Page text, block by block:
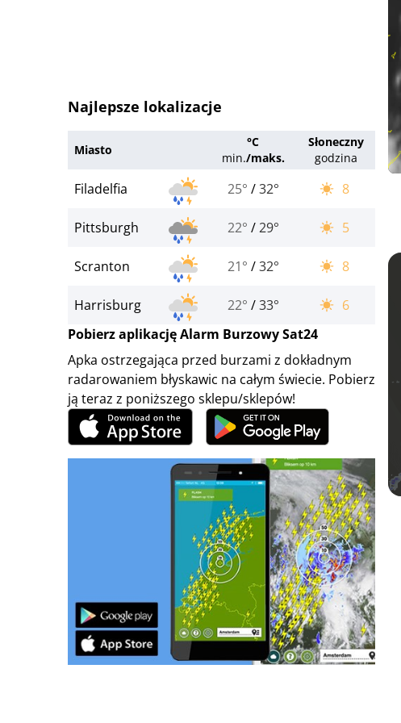
Najlepsze lokalizacje
Miasto
°C
min./maks.
Słoneczny
godzina
Filadelfia 25° /32° 8
Pittsburgh 22° /29° 5
Scranton 21° /32° 8
Harrisburg 22° /33°
6
Pobierz aplikację Alarm Burzowy Sat24
Apka ostrzegająca przed burzami z dokładnym
radarowaniem błyskawic na całym świecie. Pobierz
ją teraz z poniższego sklepu/sklepów!